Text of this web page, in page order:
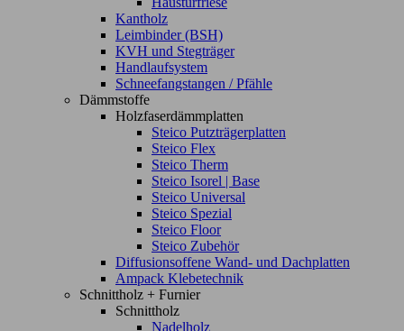
Kantholz
Leimbinder (BSH)
KVH und Stegträger
Handlaufsystem
Schneefangstangen / Pfähle
Dämmstoffe
Holzfaserdämmplatten
Steico Putzträgerplatten
Steico Flex
Steico Therm
Steico Isorel | Base
Steico Universal
Steico Spezial
Steico Floor
Steico Zubehör
Diffusionsoffene Wand- und Dachplatten
Ampack Klebetechnik
Schnittholz + Furnier
Schnittholz
Nadelholz